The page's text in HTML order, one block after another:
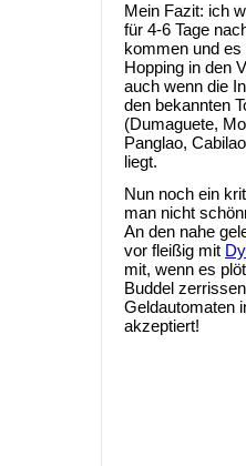
Mein Fazit: ich
für 4-6 Tage
kommen und
Hopping in den
auch wenn die
den bekannten
(Dumaguete,
Panglao,
liegt.
Nun noch ein
man nicht
An den nahe
vor fleißig mit
mit, wenn es
Buddel
Geldautomaten
akzeptiert!